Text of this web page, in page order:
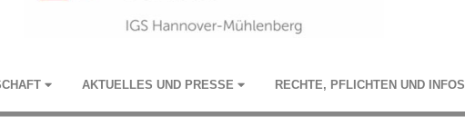
AKTU­EL­LES UND PRESSE RECHTE, PFLICH­TEN UND INFOS